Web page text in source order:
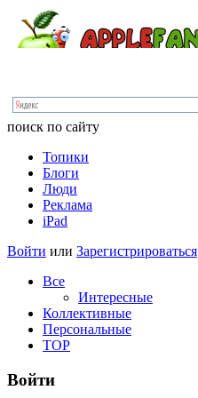
поиск по сайту
Топики
Блоги
Люди
Реклама
iPad
Войти или Зарегистрироваться
Все
Интересные
Коллективные
Персональные
TOP
Войти